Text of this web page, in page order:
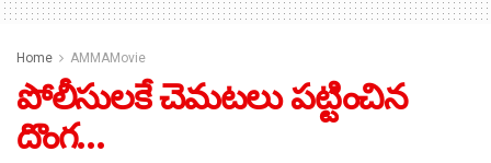
Home AMMAMovie
పోలీసులకే చెమటలు పట్టించిన
దొంగ…